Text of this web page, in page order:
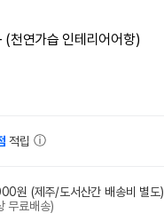
천연가습 인테리어어항)
적립
원 (제주/도서산간 배송비 별도)
무료배송)